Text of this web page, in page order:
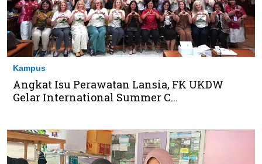
Kampus
Angkat Isu Perawatan Lansia, FK UKDW
Gelar International Summer C...